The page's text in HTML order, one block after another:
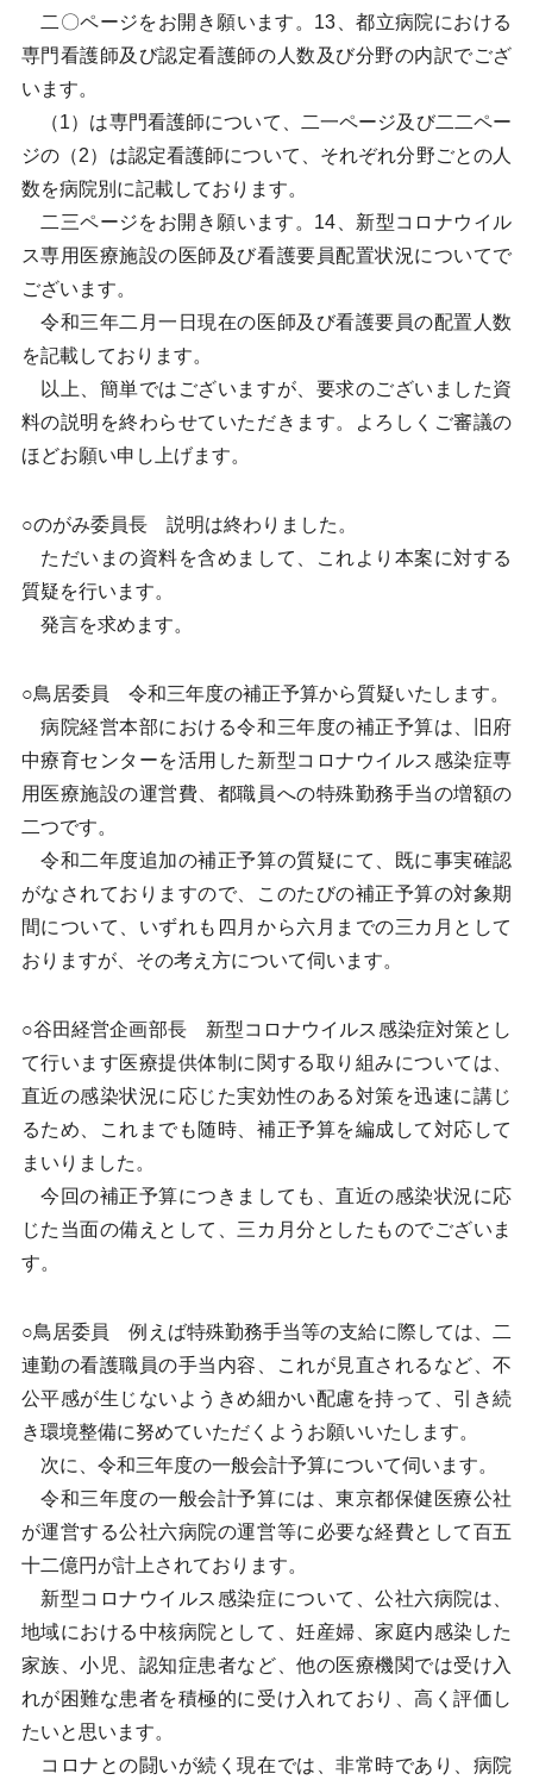
二〇ページをお開き願います。13、都立病院における
専門看護師及び認定看護師の人数及び分野の内訳でござ
います。
（1）は専門看護師について、二一ページ及び二二ペー
ジの（2）は認定看護師について、それぞれ分野ごとの人
数を病院別に記載しております。
二三ページをお開き願います。14、新型コロナウイル
ス専用医療施設の医師及び看護要員配置状況についてで
ございます。
令和三年二月一日現在の医師及び看護要員の配置人数
を記載しております。
以上、簡単ではございますが、要求のございました資
料の説明を終わらせていただきます。よろしくご審議の
ほどお願い申し上げます。
○のがみ委員長 説明は終わりました。
ただいまの資料を含めまして、これより本案に対する
質疑を行います。
発言を求めます。
○鳥居委員 令和三年度の補正予算から質疑いたします。
病院経営本部における令和三年度の補正予算は、旧府
中療育センターを活用した新型コロナウイルス感染症専
用医療施設の運営費、都職員への特殊勤務手当の増額の
二つです。
令和二年度追加の補正予算の質疑にて、既に事実確認
がなされておりますので、このたびの補正予算の対象期
間について、いずれも四月から六月までの三カ月として
おりますが、その考え方について伺います。
○谷田経営企画部長 新型コロナウイルス感染症対策とし
て行います医療提供体制に関する取り組みについては、
直近の感染状況に応じた実効性のある対策を迅速に講じ
るため、これまでも随時、補正予算を編成して対応して
まいりました。
今回の補正予算につきましても、直近の感染状況に応
じた当面の備えとして、三カ月分としたものでございま
す。
○鳥居委員 例えば特殊勤務手当等の支給に際しては、二
連勤の看護職員の手当内容、これが見直されるなど、不
公平感が生じないようきめ細かい配慮を持って、引き続
き環境整備に努めていただくようお願いいたします。
次に、令和三年度の一般会計予算について伺います。
令和三年度の一般会計予算には、東京都保健医療公社
が運営する公社六病院の運営等に必要な経費として百五
十二億円が計上されております。
新型コロナウイルス感染症について、公社六病院は、
地域における中核病院として、妊産婦、家庭内感染した
家族、小児、認知症患者など、他の医療機関では受け入
れが困難な患者を積極的に受け入れており、高く評価し
たいと思います。
コロナとの闘いが続く現在では、非常時であり、病院